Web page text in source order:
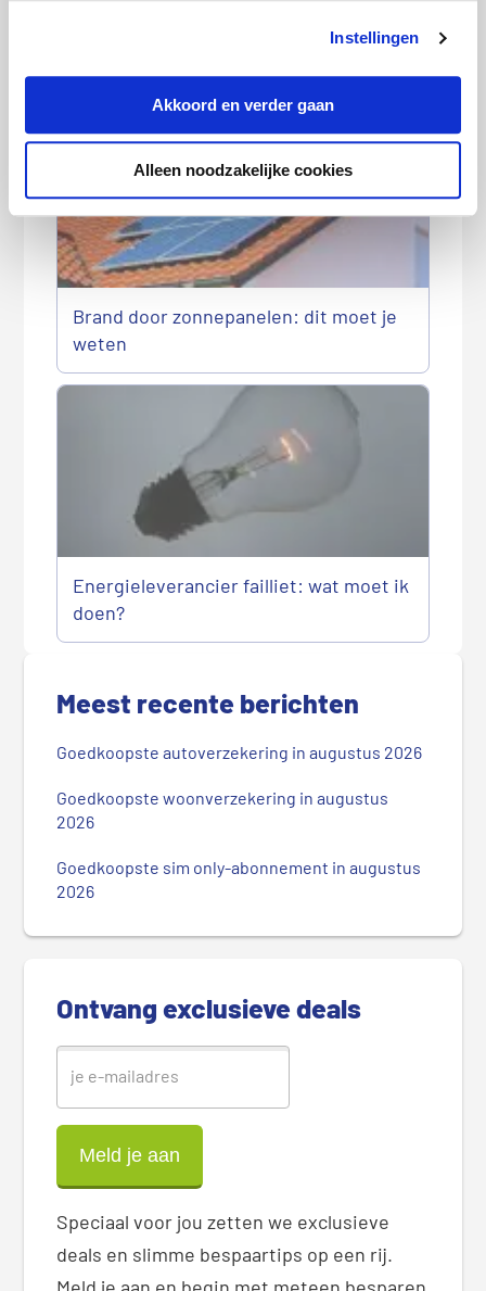
Instellingen
Akkoord en verder gaan
Alleen noodzakelijke cookies
meterstanden door?
Brand door zonnepanelen: dit moet je
weten
Energieleverancier failliet: wat moet ik
doen?
d
Meest recente berichten
Goedkoopste autoverzekering in augustus 2026
Goedkoopste woonverzekering in augustus
2026
Goedkoopste sim only-abonnement in augustus
2026
Ontvang exclusieve deals
Speciaal voor jou zetten we exclusieve
deals en slimme bespaartips op een rij.